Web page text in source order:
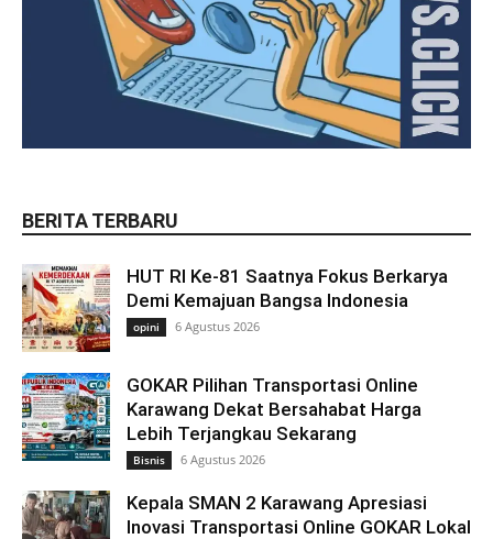
BERITA TERBARU
HUT RI Ke-81 Saatnya Fokus Berkarya
Demi Kemajuan Bangsa Indonesia
opini 6 Agustus 2026
GOKAR Pilihan Transportasi Online
Karawang Dekat Bersahabat Harga
Lebih Terjangkau Sekarang
Bisnis 6 Agustus 2026
Kepala SMAN 2 Karawang Apresiasi
Inovasi Transportasi Online GOKAR Lokal